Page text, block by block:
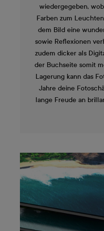
wiedergegeben,
Farben zum
dem Bild eine
sowie Reflexionen
zudem dicker als
der Buchseite somit
Lagerung kann das
Jahre deine
lange Freude an